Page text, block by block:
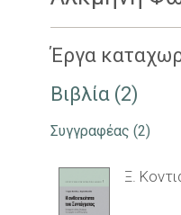
Έργα
Βιβλία (2)
Συγγραφέας (2)
Ξ.